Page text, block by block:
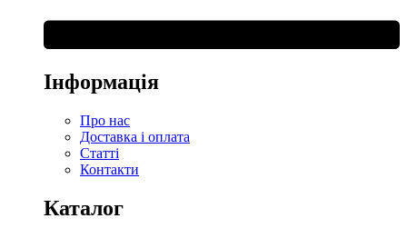
Інформація
Про нас
Доставка і оплата
Статті
Контакти
Каталог